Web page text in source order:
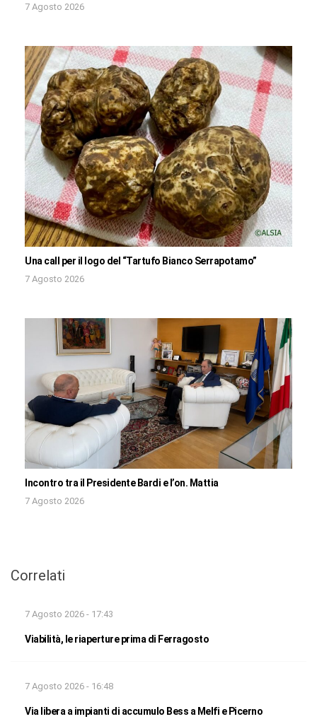
7 Agosto 2026
Una call per il logo del “Tartufo Bianco Serrapotamo”
7 Agosto 2026
Incontro tra il Presidente Bardi e l’on. Mattia
7 Agosto 2026
Correlati
7 Agosto 2026 - 17:43
Viabilità, le riaperture prima di Ferragosto
7 Agosto 2026 - 16:48
Via libera a impianti di accumulo Bess a Melfi e Picerno